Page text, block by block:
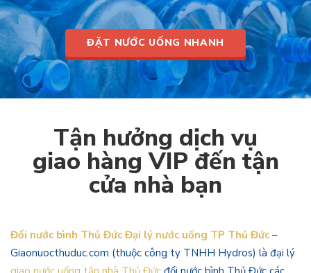
ĐẶT NƯỚC UỐNG NHANH
Tận hưởng dịch vụ
giao hàng VIP đến tận
cửa nhà bạn
Đổi nước bình Thủ Đức Đại lý nước uống TP Thủ Đức –
Giaonuocthuduc.com (thuộc công ty TNHH Hydros) là đại lý